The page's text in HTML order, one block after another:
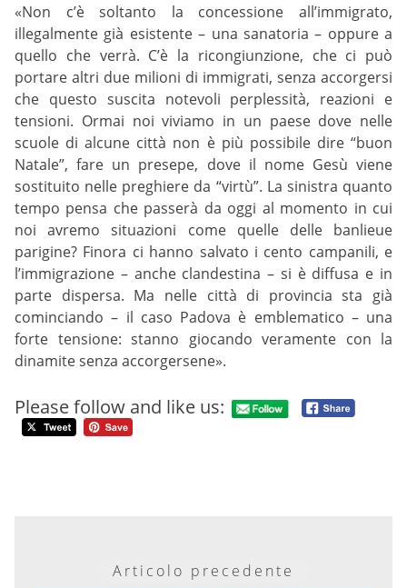
«Non c’è soltanto la concessione all’immigrato,
illegalmente già esistente – una sanatoria – oppure a
quello che verrà. C’è la ricongiunzione, che ci può
portare altri due milioni di immigrati, senza accorgersi
che questo suscita notevoli perplessità, reazioni e
tensioni. Ormai noi viviamo in un paese dove nelle
scuole di alcune città non è più possibile dire “buon
Natale”, fare un presepe, dove il nome Gesù viene
sostituito nelle preghiere da “virtù”. La sinistra quanto
tempo pensa che passerà da oggi al momento in cui
noi avremo situazioni come quelle delle banlieue
parigine? Finora ci hanno salvato i cento campanili, e
l’immigrazione – anche clandestina – si è diffusa e in
parte dispersa. Ma nelle città di provincia sta già
cominciando – il caso Padova è emblematico – una
forte tensione: stanno giocando veramente con la
dinamite senza accorgersene».
Please follow and like us:
Articolo precedente